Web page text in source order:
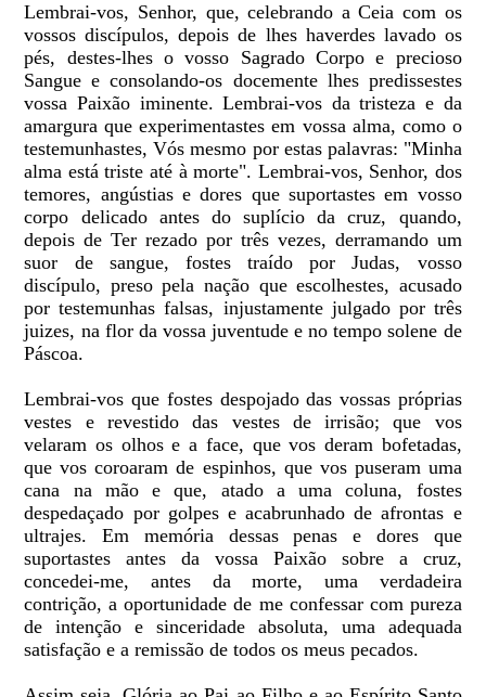
Lembrai-vos, Senhor, que, celebrando a Ceia com os
vossos discípulos, depois de lhes haverdes lavado os
pés, destes-lhes o vosso Sagrado Corpo e precioso
Sangue e consolando-os docemente lhes predissestes
vossa Paixão iminente. Lembrai-vos da tristeza e da
amargura que experimentastes em vossa alma, como o
testemunhastes, Vós mesmo por estas palavras: "Minha
alma está triste até à morte". Lembrai-vos, Senhor, dos
temores, angústias e dores que suportastes em vosso
corpo delicado antes do suplício da cruz, quando,
depois de Ter rezado por três vezes, derramando um
suor de sangue, fostes traído por Judas, vosso
discípulo, preso pela nação que escolhestes, acusado
por testemunhas falsas, injustamente julgado por três
juizes, na flor da vossa juventude e no tempo solene de
Páscoa.
Lembrai-vos que fostes despojado das vossas próprias
vestes e revestido das vestes de irrisão; que vos
velaram os olhos e a face, que vos deram bofetadas,
que vos coroaram de espinhos, que vos puseram uma
cana na mão e que, atado a uma coluna, fostes
despedaçado por golpes e acabrunhado de afrontas e
ultrajes. Em memória dessas penas e dores que
suportastes antes da vossa Paixão sobre a cruz,
concedei-me, antes da morte, uma verdadeira
contrição, a oportunidade de me confessar com pureza
de intenção e sinceridade absoluta, uma adequada
satisfação e a remissão de todos os meus pecados.